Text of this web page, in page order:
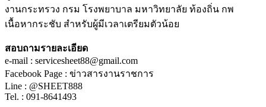
งานกระทรวง กรม โรงพยาบาล มหาวิทยาลัย ท้องถิ่น กพ
เนื้อหากระชับ สำหรับผู้มีเวลาเตรียมตัวน้อย
สอบถามรายละเอียด
e-mail : servicesheet88@gmail.com
Facebook Page : ข่าวสารงานราชการ
Line : @SHEET888
Tel. : 091-8641493